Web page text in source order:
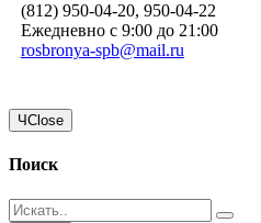
(812) 950-04-20, 950-04-22
Ежедневно с 9:00 до 21:00
rosbronya-spb@mail.ru
ЧClose
Поиск